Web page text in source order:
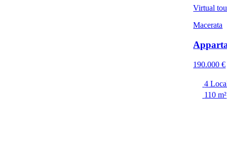
Virtual
Macerata
190.000 €
4
110 m²